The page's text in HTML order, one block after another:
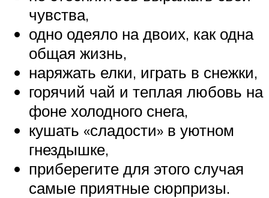
чувства,
одно одеяло на двоих, как одна
общая жизнь,
наряжать елки, играть в снежки,
горячий чай и теплая любовь на
фоне холодного снега,
кушать «сладости» в уютном
гнездышке,
приберегите для этого случая
самые приятные сюрпризы.